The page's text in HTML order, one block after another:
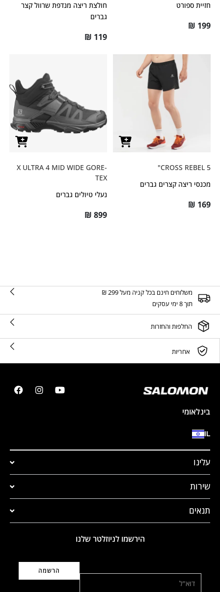
חזיית ספורט
₪ 199
חולצת ריצה מנדפת שרוול קצר
גברים
₪ 119
CROSS REBEL 5"
מכנסי ריצה קצרים גברים
₪ 169
X ULTRA 4 MID WIDE GORE-
TEX
נעלי טיולים גברים
₪ 899
משלוחים חינם בכל קניה מעל 299 ₪
תוך 8 ימי עסקים
החלפות והחזרות
אחריות
בינלאומי
IL
עלינו
שירות
תנאים
הירשמו לניוזלטר שלנו